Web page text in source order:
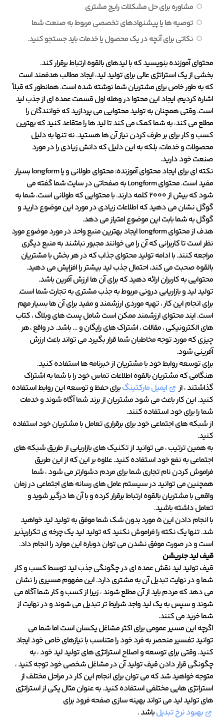
مشاوره برای حل مشکلات رایج مشتری
توصیه ها یا پیشنهادهای تخصصی مربوط به صنعت شما
نکاتی برای آنچه در یک محصول یا خدمات باید جستجو کنید.
محتوای آموزنده بنویسید که با لیدهای بالقوه ارتباط برقرار کند.
بخشی از یک استراتژی عالی برای تولید لید، ایجاد مطالب هدفمند است
که به طور خاص برای مشتریان شما نوشته شده است. همانطور که قبلاً
اشاره کردیم، ایجاد این محتوا در وهله اول قسمت عمده ای از جذب لید
است. وقتی همچنان به تولید محتوایی می پردازید که خوانندگان را
مطلع می کند، به شما کمک می کند تا لید ها را متقاعد کنید که بهترین
کسب و کار برای بر طرف کردن نیاز آن ها هستید. نه تنها به دلیل
محصولات و خدمات، بلکه به این دلیل که دانش زیادی را در مورد
صنعت خود دارید.
نکته ای برای ایجاد محتوای آموزنده: محتوای طولانی و یا longform بسیار
مفید است. محتوای Longform به صفحاتی در سایت شما گفته می
شود که بیش از 2000 کلمه دارند. با محتوایی که طولانی است، شما به
گوگل نشان می دهید که اطلاعات زیادی در مورد این موضوع دارید و
گوگل به شما بابت این موضوع امتیاز می دهد.
هدف از محتوای longform ایجاد بهترین منبع واحد در مورد موضوع مورد
نظر است تا کاربرانی که آن را می خوانند مجبور نباشند به منبع دیگری
مراجعه کنند. با ادامه تولید محتوای جذاب که در هر بخش با مشتریان
بالقوه صحبت می کند، احتمال جذب لید بیشتر را افزایش می دهید.
محتوایی به کاربران ارائه دهید که برای آن ها ارزش آفرین باشد.
تولید لید و بازاریابی درونی مربوط به جذب مشتری به تجارت شما است.
برای انجام این کار ، تهیه موردی ارزشمند و مفید برای آن ها بسیار مهم
است. ایند محتوای ارزشمند ممکن است شامل پست های وبلاگ ، کتاب
های الکترونیکی ، مقالات ، اشتراک های رایگان و … باشد. در واقع ، هر
چیزی که مورد توجه مخاطبان شما قرار بگیرد می تواند باعث ارزش
آفرینی شود.
برای توسعه روابط خود با مشتریان از خبرنامه ها استفاده کنید.
هنگامی که مشتریان بالقوه اطلاعات تماس خود را با شما به اشتراک
گذاشتند ، از
ایمیل مارکتینگبرای حفظ و توسعه این روابط استفاده
کنید. این کار باعث می شود مشتریان از برند شما آگاه شوند و خدمات
شما را برای خود استفاده کنند.
از شبکه های اجتماعی خود برای برقراری تعامل با مشتریان خود استفاده
کنید.
به همین ترتیب ، می توانید از تکنیک های بازاریابی از طریق شبکه های
اجتماعی به نفع خود استفاده کنید. علاوه بر این که از این طریق
فراموش کردن نام تجاری شما برای مردم دشوارتر می شود ، شما
همچنین می توانید در سیستم عامل های رسانه های اجتماعی در زمان
واقعی با مشتریان بالقوه ارتباط برقرار کرده و با آن ها درگیر شوید و
تعامل داشته باشید.
با انجام دادن این 5 مورد بدون شک شما موفق به تولید لید خواهید
شد. تنها یک نکته را فراموش نکنید که تولید لید یک چرخه ی تکرارپذیر
است و در صورت موفق نشدن می توان دوباره این موارد را انجام داد.
قیف لید جنریشن
قیف تولید لید نقش عمده ای در چگونگی جذب لید توسط کسب و کار
شما و در نهایت تبدیل آن به مشتری دارد. این مفهوم مسیری را نشان
می دهد که مردم باید از آن مطلع شوند ، زیرا از کسب و کار شما آگاه می
شوند و سپس به یک لید واجد شرایط تر تبدیل می شوند و در نهایت از
شما خرید می کنند.
اگرچه این مسیر عمومی برای اکثر مشاغل یکسان است اما شما می
توانید تفسیر منحصر به فرد خود را متناسب با نیازهای خاص خود ایجاد
کنید. وقتی برای توسعه و اصلاح استراتژی های تولید لید خود ، به
چگونگی قرار دادن قیف تولید آن در مشاغل شخصی خود توجه کنید ،
متوجه خواهید شد که می توان برای انجام این کار در مراحل مختلف از
استراتژی هایی مختلفی استفاده کنید. به عنوان مثال یکی از استراتژی
های تولید لید می تواند بهینه سازی صفحه فرود برای
بهبود نرخ تبدیلباشد .